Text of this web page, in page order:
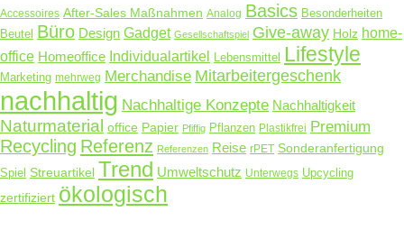
Accessoires After-Sales Maßnahmen Analog Basics Besonderheiten
Beutel Büro Design Gadget Gesellschaftspiel Give-away Holz home-
office Homeoffice Individualartikel Lebensmittel Lifestyle
Marketing mehrweg Merchandise Mitarbeitergeschenk
nachhaltig Nachhaltige Konzepte Nachhaltigkeit
Naturmaterial office Papier Pfiffig Pflanzen Plastikfrei Premium
Recycling Referenz Referenzen Reise rPET Sonderanfertigung
Spiel Streuartikel Trend Umweltschutz Unterwegs Upcycling
zertifiziert ökologisch